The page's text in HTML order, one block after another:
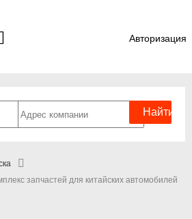
Авторизация
запчастей для китайских автомобилей